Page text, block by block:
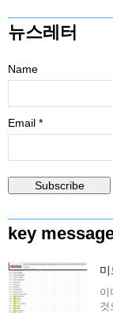
뉴스레터
Name
Email *
key
이
것